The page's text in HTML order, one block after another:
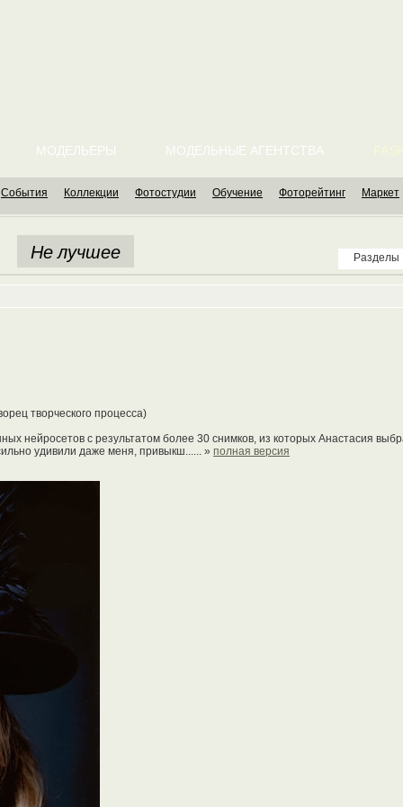
МОДЕЛЬЕРЫ МОДЕЛЬНЫЕ АГЕНТСТВА
События Коллекции Фотостудии Обучение Фоторейтинг Маркет
Разделы
Не лучшее
творческого процесса)
нейросетов с результатом более 30 снимков, из которых Анастасия
удивили даже меня, привыкш...... » полная версия